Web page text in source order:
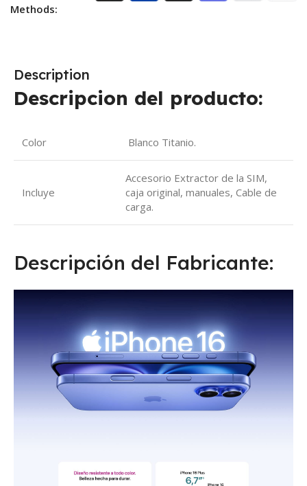
Methods:
Description
Descripcion del producto:
Color Blanco Titanio.
Incluye
Accesorio Extractor de la SIM,
caja original, manuales, Cable de
carga.
Descripción del Fabricante: